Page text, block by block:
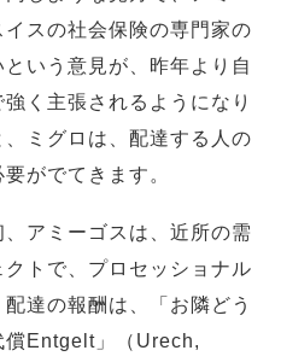
スの社会保険の専門家の
いう意見が、昨年より自
く主張されるようになり
ミグロは、配達する人の
がでてきます。
アミーゴスは、近所の需
トで、プロセッショナル
達の報酬は、「お隣どう
償Entgelt」（Urech,